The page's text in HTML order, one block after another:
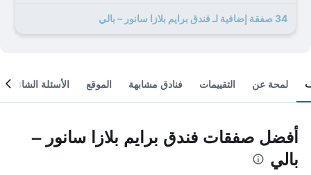
34 صفقة إضافية لـ فندق برايم بلازا سانور – بالي
لمحة عن التقييمات فنادق مشابهة الموقع الأسئلة الشائعة
أفضل صفقات فندق برايم بلازا سانور –
بالي